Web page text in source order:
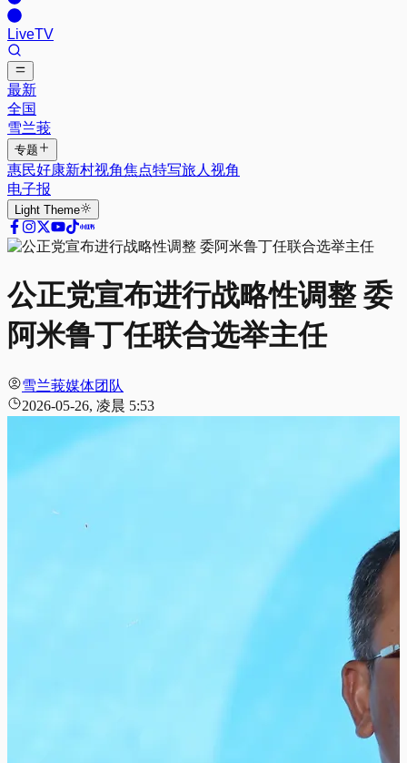
LiveTV
最新
全国
雪兰莪
专题
惠民好康新村视角焦点特写旅人视角
电子报
Light Theme
公正党宣布进行战略性调整 委
阿米鲁丁任联合选举主任
雪兰莪媒体团队
2026-05-26, 凌晨 5:53